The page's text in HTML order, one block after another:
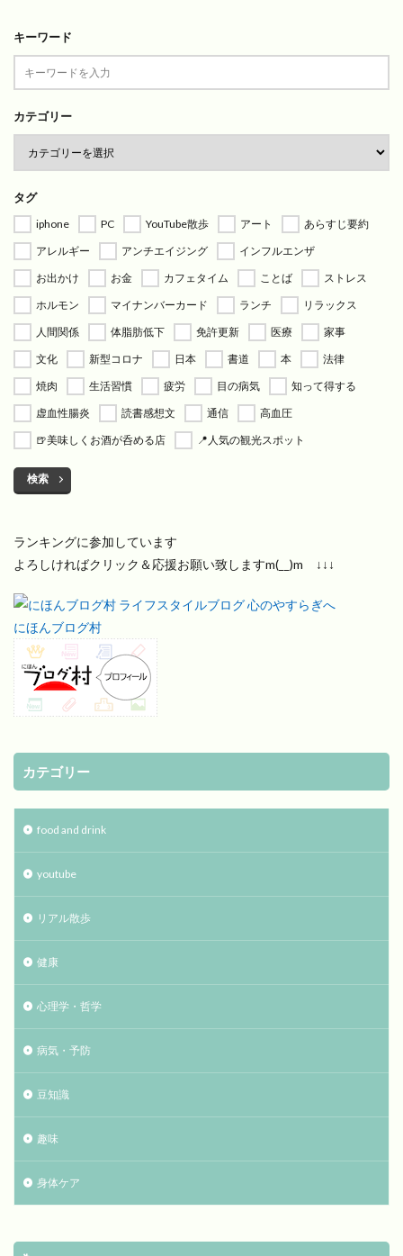
キーワード
カテゴリー
タグ
iphone PC YouTube散歩 アート
あらすじ要約
アレルギー
アンチエイジング
インフルエンザ
お出かけ
お金 カフェタイム ことば
ストレス
ホルモン
マイナンバーカード ランチ
リラックス
人間関係
体脂肪低下 免許更新 医療
家事
文化
新型コロナ 日本 書道 本
法律
焼肉
生活習慣 疲労 目の病気
知って得する
虚血性腸炎
読書感想文 通信
高血圧
🍺美味しくお酒が呑める店
📍人気の観光スポット
検索
ランキングに参加しています
よろしければクリック＆応援お願い致しますm(__)m ↓↓↓
にほんブログ村
カテゴリー
food and drink
youtube
リアル散歩
健康
心理学・哲学
病気・予防
豆知識
趣味
身体ケア